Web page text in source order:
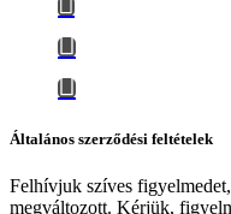
Általános szerződési feltételek
Felhívjuk szíves
megváltozott. Kérjük,